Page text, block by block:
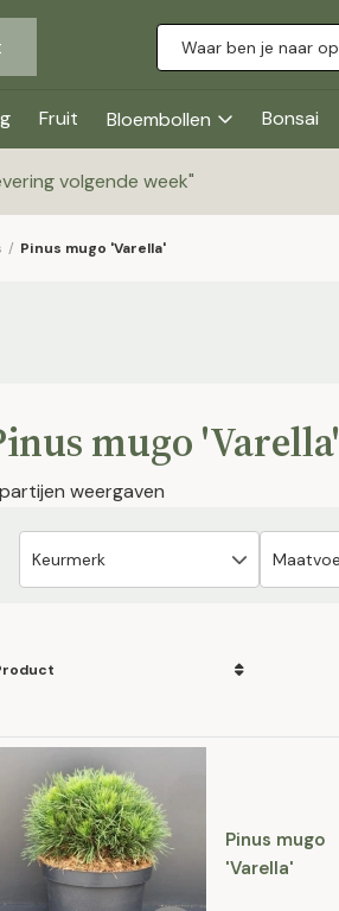
Fruit Bloembollen Bonsai
volgende week"
/ Pinus mugo 'Varella'
mugo 'Varella'
weergaven
Pinus mugo
'Varella'